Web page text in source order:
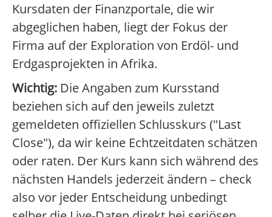
Kursdaten der Finanzportale, die wir
abgeglichen haben, liegt der Fokus der
Firma auf der Exploration von Erdöl- und
Erdgasprojekten in Afrika.
Wichtig: Die Angaben zum Kursstand
beziehen sich auf den jeweils zuletzt
gemeldeten offiziellen Schlusskurs ("Last
Close"), da wir keine Echtzeitdaten schätzen
oder raten. Der Kurs kann sich während des
nächsten Handels jederzeit ändern – check
also vor jeder Entscheidung unbedingt